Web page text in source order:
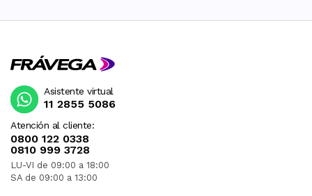
Atención al cliente:
0800 122 0338
0810 999 3728
LU-VI de 09:00 a 18:00
SA de 09:00 a 13:00
Asistente virtual
11 2855 5086